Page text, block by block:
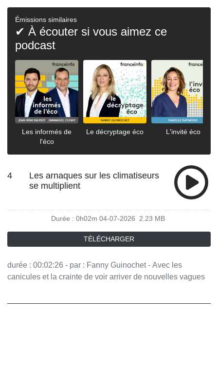
ce podcast ? Pour écouter tous les épisodes sans limite,
rendez-vous sur Radio France
Émissions similaires
✔ À écouter si vous aimez ce
podcast
Les informés de
l'éco
Le décryptage éco L'invité éco
4
Les arnaques sur les climatiseurs
se multiplient
Durée : 0h02m 04-07-2026 2.23 MB
TÉLÉCHARGER
durée : 00:02:26 - par : Fanny Guinochet - Avec les
canicules et la crainte de voir arriver de nouvelles vagues